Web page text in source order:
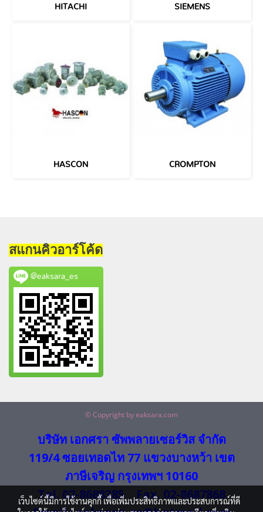
HITACHI SIEMENS
HASCON CROMPTON
สแกนคิวอาร์โค้ด
@eaksara_es
© Copyright by eaksara.com
บริษัท เอกศรา ซัพพลายเซอร์วิส จำกัด
119/4 ซอยเทอดไท 77 แขวงบางหว้า เขต
ภาษีเจริญ กรุงเทพฯ 10160
Tel. 02-8688385 Fax. 02-8687868
เว็บไซต์นี้มีการใช้งานคุกกี้ เพื่อเพิ่มประสิทธิภาพและประสบการณ์ที่ดี